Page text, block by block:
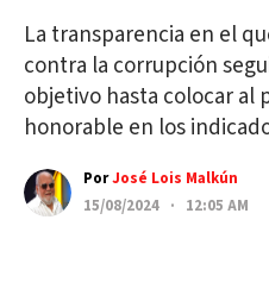
La transparencia en el
contra la corrupción
objetivo hasta colocar al
honorable en los
PorJosé Lois Malkún
15/08/2024 · 12:05 AM